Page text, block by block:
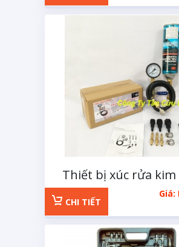
Thiết bị xúc rửa kim
phun xăng bằng
chất 3M-Wurth
Giá:
CHI TIẾT